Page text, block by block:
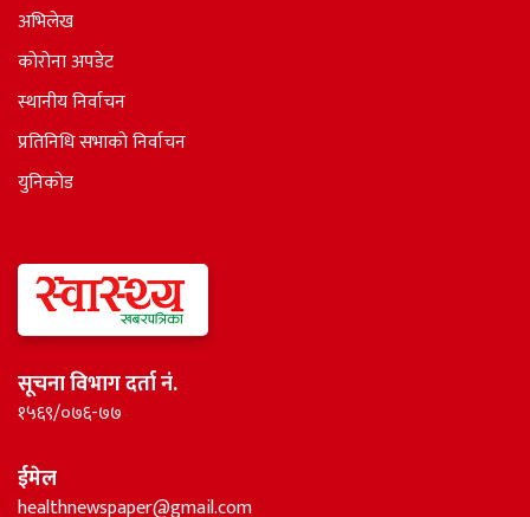
अभिलेख
कोरोना अपडेट
स्थानीय निर्वाचन
प्रतिनिधि सभाकाे निर्वाचन
युनिकोड
सूचना विभाग दर्ता नं.
१५६९/०७६-७७
ईमेल
healthnewspaper@gmail.com